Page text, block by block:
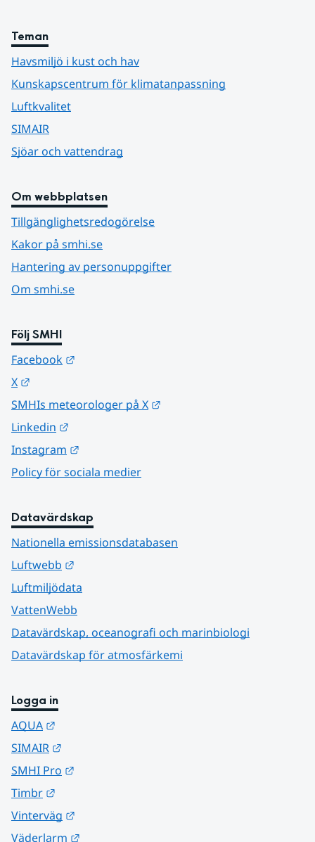
Teman
Havsmiljö i kust och hav
Kunskapscentrum för klimatanpassning
Luftkvalitet
SIMAIR
Sjöar och vattendrag
Om webbplatsen
Tillgänglighetsredogörelse
Kakor på smhi.se
Hantering av personuppgifter
Om smhi.se
Följ SMHI
Facebook
X
SMHIs meteorologer på X
Linkedin
Instagram
Policy för sociala medier
Datavärdskap
Nationella emissionsdatabasen
Luftwebb
Luftmiljödata
VattenWebb
Datavärdskap, oceanografi och marinbiologi
Datavärdskap för atmosfärkemi
Logga in
AQUA
SIMAIR
SMHI Pro
Timbr
Vinterväg
Väderlarm